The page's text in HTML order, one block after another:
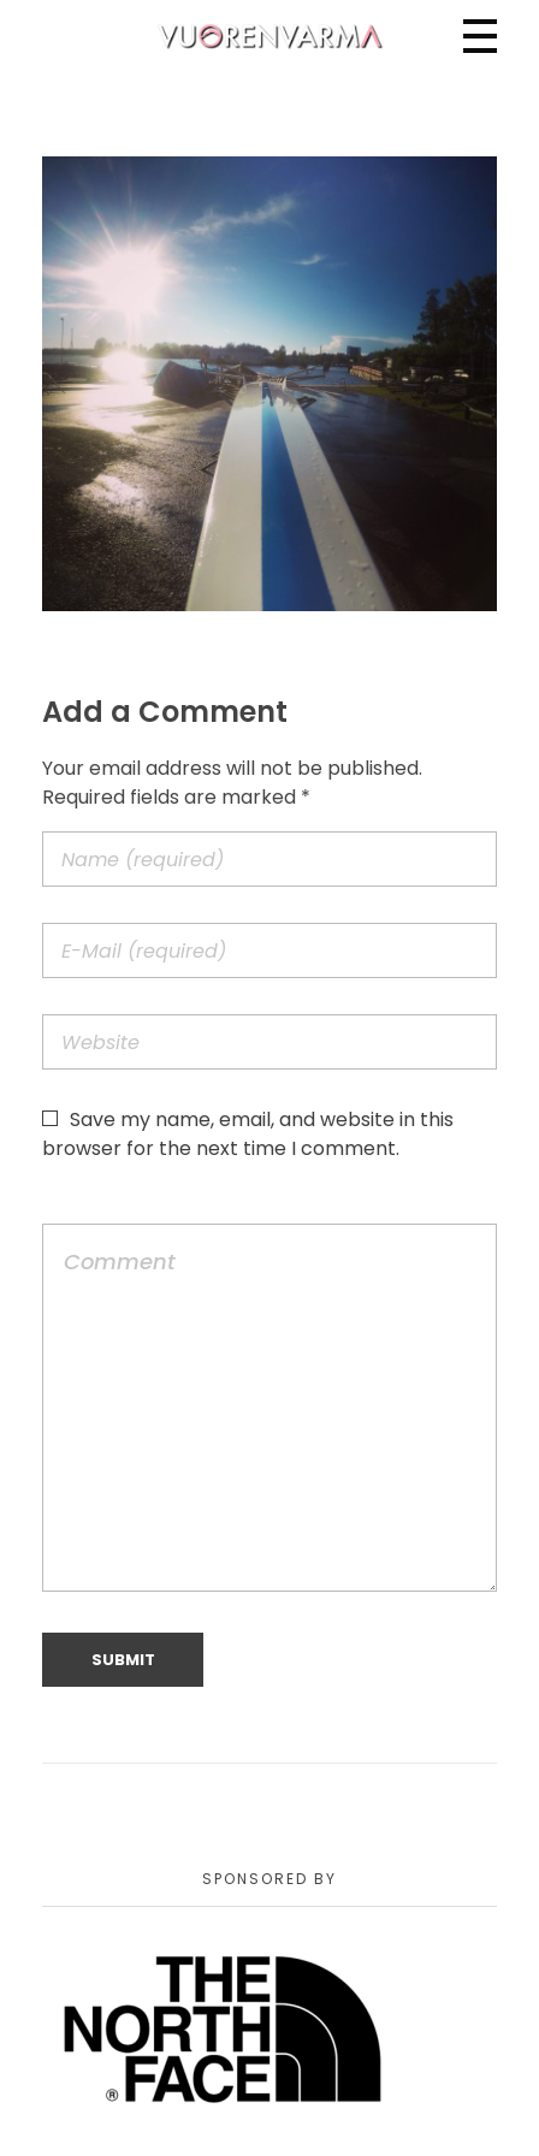
Add a Comment
Your email address will not be published.
Required fields are marked *
Save my name, email, and website in this
browser for the next time I comment.
SPONSORED BY